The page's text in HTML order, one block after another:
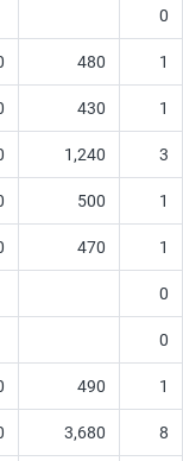
0
480 1
430 1
1,240 3
500 1
470 1
0
0
490 1
3,680 8